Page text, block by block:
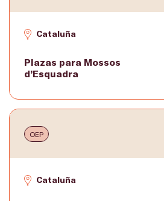
Cataluña
Plazas para Mossos
d’Esquadra
OEP
Cataluña